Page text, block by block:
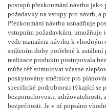
postupů přezkoumání návrhu
požadavky na vstupy pro návrh, a
Přezkoumání návrhu usnadňuje
vstupním požadavkům,
vede manažera návrhu k
snížením doby potřebné k
realizace produktu postupovala
může též stimulovat včasné
poskytovány směrnice pro
specifické podrobnosti týkající se
bezporuchovosti, udržovatelnosti,
bezpečnosti. Je v ní popsáno